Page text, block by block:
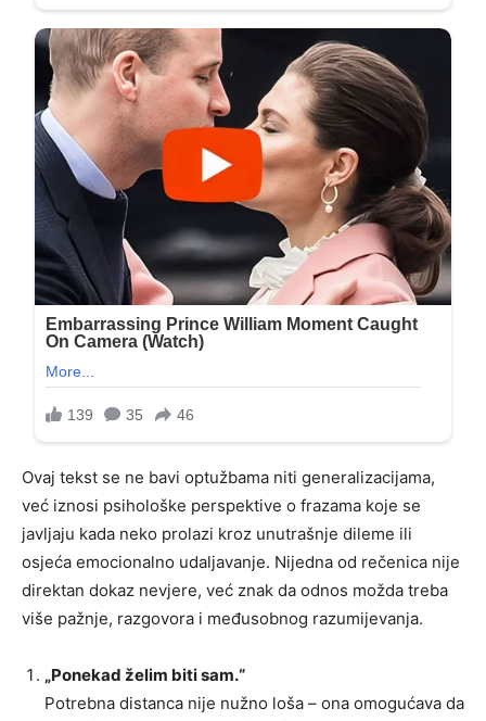
Ovaj tekst se ne bavi optužbama niti generalizacijama,
već iznosi psihološke perspektive o frazama koje se
javljaju kada neko prolazi kroz unutrašnje dileme ili
osjeća emocionalno udaljavanje. Nijedna od rečenica nije
direktan dokaz nevjere, već znak da odnos možda treba
više pažnje, razgovora i međusobnog razumijevanja.
„Ponekad želim biti sam.“
Potrebna distanca nije nužno loša – ona omogućava da